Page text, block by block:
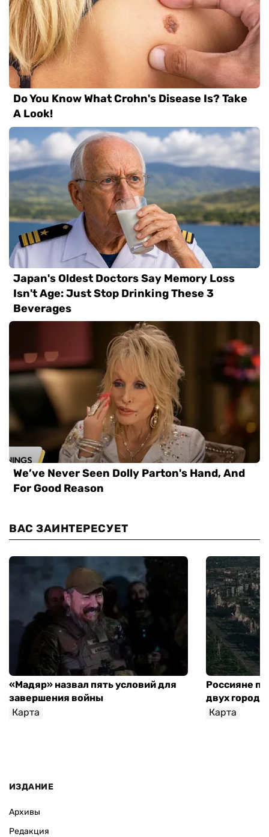
ВАС ЗАИНТЕРЕСУЕТ
«Мадяр» назвал пять условий для
завершения войны
Карта
Россияне
двух
Карта
ИЗДАНИЕ
Архивы
Редакция